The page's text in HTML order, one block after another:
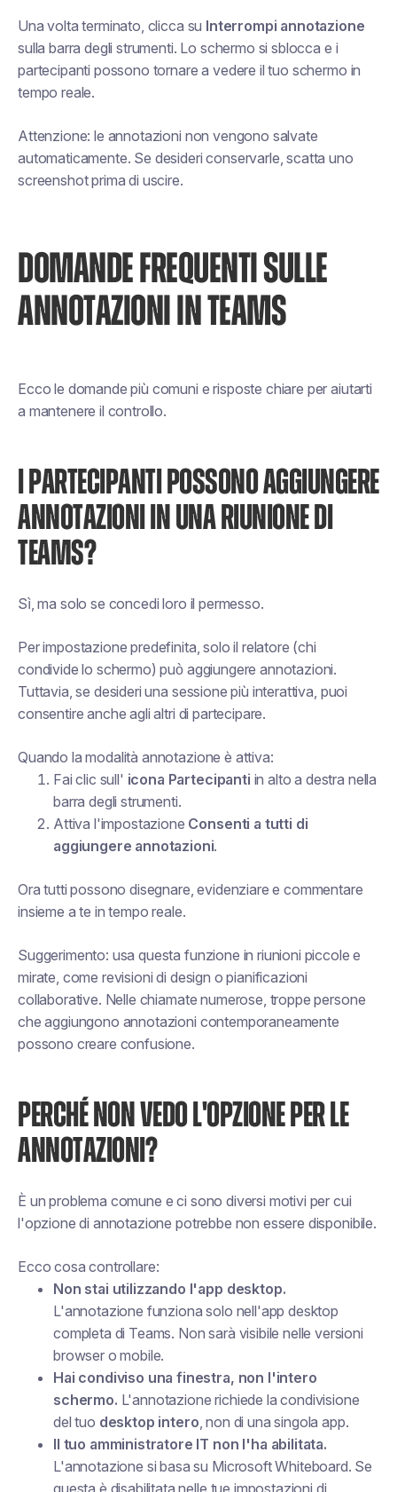
Una volta terminato, clicca su Interrompi annotazione
sulla barra degli strumenti. Lo schermo si sblocca e i
partecipanti possono tornare a vedere il tuo schermo in
tempo reale.
Attenzione: le annotazioni non vengono salvate
automaticamente. Se desideri conservarle, scatta uno
screenshot prima di uscire.
DOMANDE FREQUENTI SULLE
ANNOTAZIONI IN TEAMS
Ecco le domande più comuni e risposte chiare per aiutarti
a mantenere il controllo.
I PARTECIPANTI POSSONO AGGIUNGERE
ANNOTAZIONI IN UNA RIUNIONE DI
TEAMS?
Sì, ma solo se concedi loro il permesso.
Per impostazione predefinita, solo il relatore (chi
condivide lo schermo) può aggiungere annotazioni.
Tuttavia, se desideri una sessione più interattiva, puoi
consentire anche agli altri di partecipare.
Quando la modalità annotazione è attiva:
Fai clic sull' icona Partecipanti in alto a destra nella
barra degli strumenti.
Attiva l'impostazione Consenti a tutti di
aggiungere annotazioni.
Ora tutti possono disegnare, evidenziare e commentare
insieme a te in tempo reale.
Suggerimento: usa questa funzione in riunioni piccole e
mirate, come revisioni di design o pianificazioni
collaborative. Nelle chiamate numerose, troppe persone
che aggiungono annotazioni contemporaneamente
possono creare confusione.
PERCHÉ NON VEDO L'OPZIONE PER LE
ANNOTAZIONI?
È un problema comune e ci sono diversi motivi per cui
l'opzione di annotazione potrebbe non essere disponibile.
Ecco cosa controllare:
Non stai utilizzando l'app desktop.
L'annotazione funziona solo nell'app desktop
completa di Teams. Non sarà visibile nelle versioni
browser o mobile.
Hai condiviso una finestra, non l'intero
schermo. L'annotazione richiede la condivisione
del tuo desktop intero, non di una singola app.
Il tuo amministratore IT non l'ha abilitata.
L'annotazione si basa su Microsoft Whiteboard. Se
questa è disabilitata nelle tue impostazioni di